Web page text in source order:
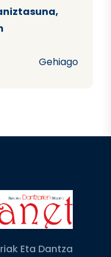
Gehiago
Eta Dantza